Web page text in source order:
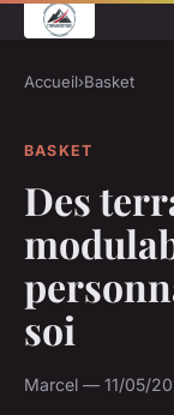
Accueil›Basket
BASKET
Des
soi
Marcel — 11/05/